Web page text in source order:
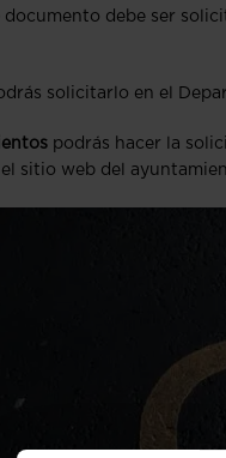
documento debe ser
solicitarlo en el
podrás hacer la
sitio web del